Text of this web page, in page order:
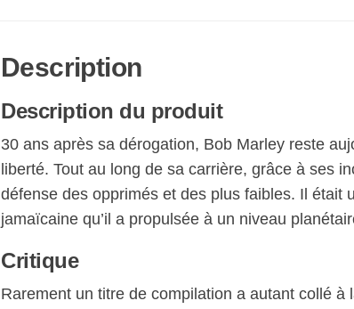
Description
Description du produit
30 ans après sa dérogation, Bob Marley reste
liberté. Tout au long de sa carrière, grâce à ses
défense des opprimés et des plus faibles. Il était
jamaïcaine qu’il a propulsée à un niveau
Critique
Rarement un titre de compilation a autant collé